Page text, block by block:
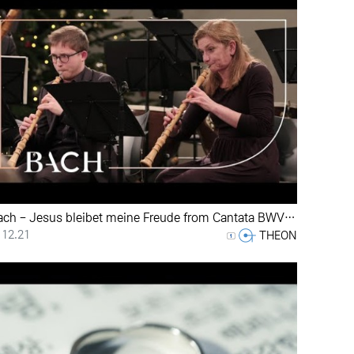
Bach - Jesus bleibet meine Freude from Cantata BWV 147 | Net…
등록자 THEON
등록일
12.21